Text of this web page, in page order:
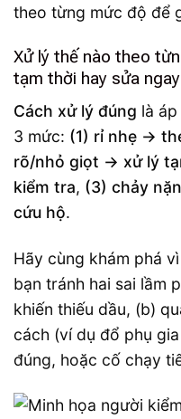
theo từng mức độ để
Xử lý thế nào theo
tạm thời hay sửa
Cách xử lý đúng là
3 mức: (1) rỉ nhẹ →
rõ/nhỏ giọt → xử lý
kiểm tra, (3) chảy
cứu hộ.
Hãy cùng khám phá
bạn tránh hai sai lầm
khiến thiếu dầu, (b)
cách (ví dụ đổ phụ
đúng, hoặc cố chạy